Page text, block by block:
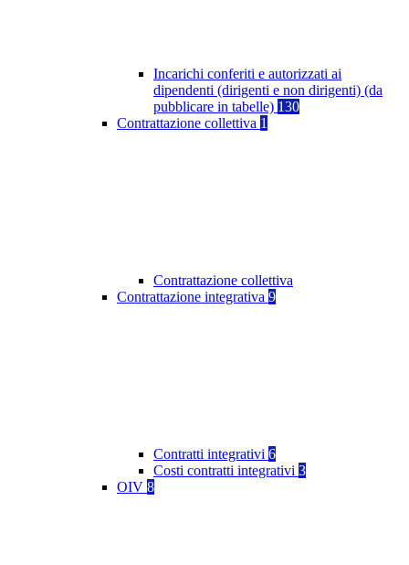
Incarichi conferiti e autorizzati ai
dipendenti (dirigenti e non dirigenti) (da
pubblicare in tabelle) 130
Contrattazione collettiva 1
Contrattazione collettiva
Contrattazione integrativa 9
Contratti integrativi 6
Costi contratti integrativi 3
OIV 8